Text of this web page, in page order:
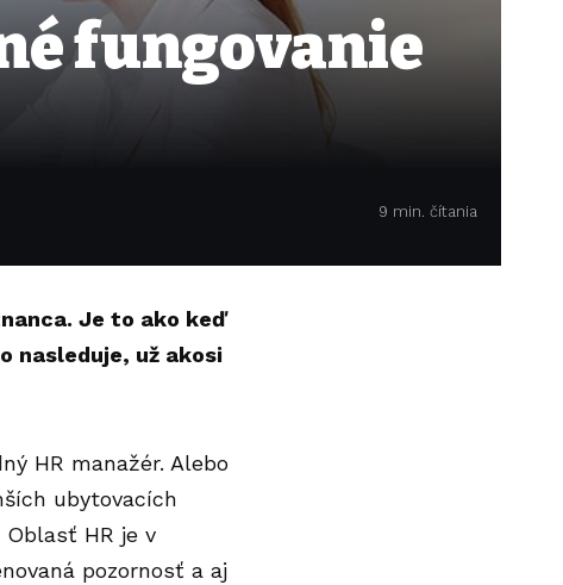
fungovanie
9 min. čítania
Je to ako keď
nasleduje, už akosi
HR manažér. Alebo
ubytovacích
HR je v
pozornosť a aj